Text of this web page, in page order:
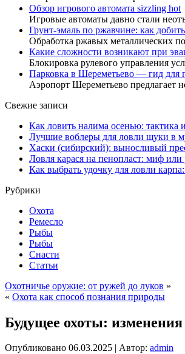
Обзор игрового автомата sizzling hot
Игровые автоматы давно стали
Грунт-эмаль по ржавчине: как
Обработка ржавых металлических
Какие сложности возникают при
Блокировка рулевого управления
Парковка в Шереметьево — гид для
Аэропорт Шереметьево предлагает
Свежие записи
Как ловить налима осенью: тактика
Лучшие воблеры для ловли щуки в
Хаски (сибирский): выносливый
Ловля карася на пенопласт: миф или
Как выбрать удочку для ловли
Рубрики
Охота
Ремесло
Рыбы
Рыбы
Снасти
Статьи
Охотничье оружие: от ружей до луков »
« Охота как способ познания природы
Будущее охоты:
Опубликовано 06.03.2025 Автор: admin